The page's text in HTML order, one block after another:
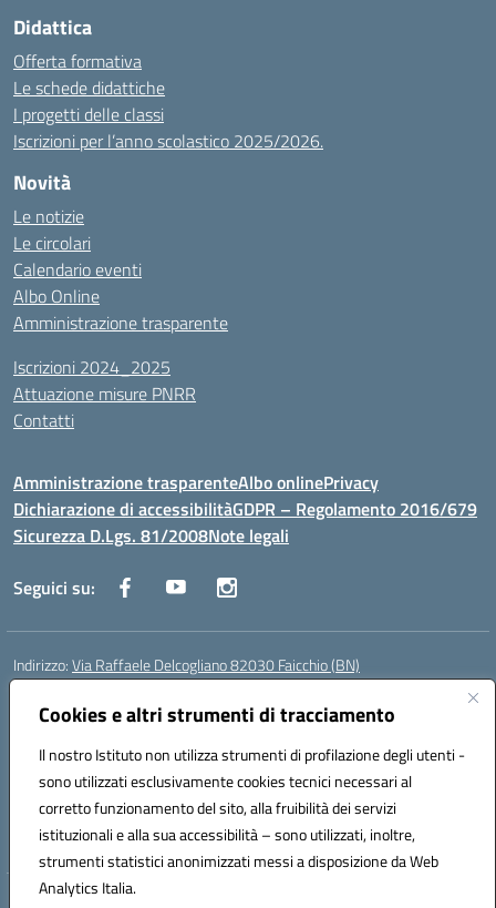
Cookies e altri strumenti di tracciamento
Il nostro Istituto non utilizza strumenti di profilazione degli utenti -
sono utilizzati esclusivamente cookies tecnici necessari al
corretto funzionamento del sito, alla fruibilità dei servizi
istituzionali e alla sua accessibilità – sono utilizzati, inoltre,
strumenti statistici anonimizzati messi a disposizione da Web
Analytics Italia.
Didattica
Offerta formativa
Le schede didattiche
I progetti delle classi
Iscrizioni per l’anno scolastico 2025/2026.
Novità
Le notizie
Le circolari
Calendario eventi
Albo Online
Amministrazione trasparente
Iscrizioni 2024_2025
Attuazione misure PNRR
Contatti
Amministrazione trasparenteAlbo onlinePrivacy
Dichiarazione di accessibilitàGDPR – Regolamento 2016/679
Sicurezza D.Lgs. 81/2008Note legali
Seguici su:
Indirizzo:Via Raffaele Delcogliano 82030 Faicchio (BN)
Centralino:
Posta elettronica certificata (PEC):bnis02300v@pec.istruzione.it
Codice fiscale: 90003320620
Codice meccanografico:BNIS02300V
Codice Indice delle Pubbliche Amministrazioni (IPA): istsc_bnis02300v
Codice unico di fatturazione (CUF): UFQEG8